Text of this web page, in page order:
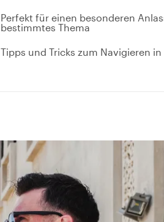
Perfekt für einen besonderen
bestimmtes Thema
Tipps und Tricks zum Navigieren